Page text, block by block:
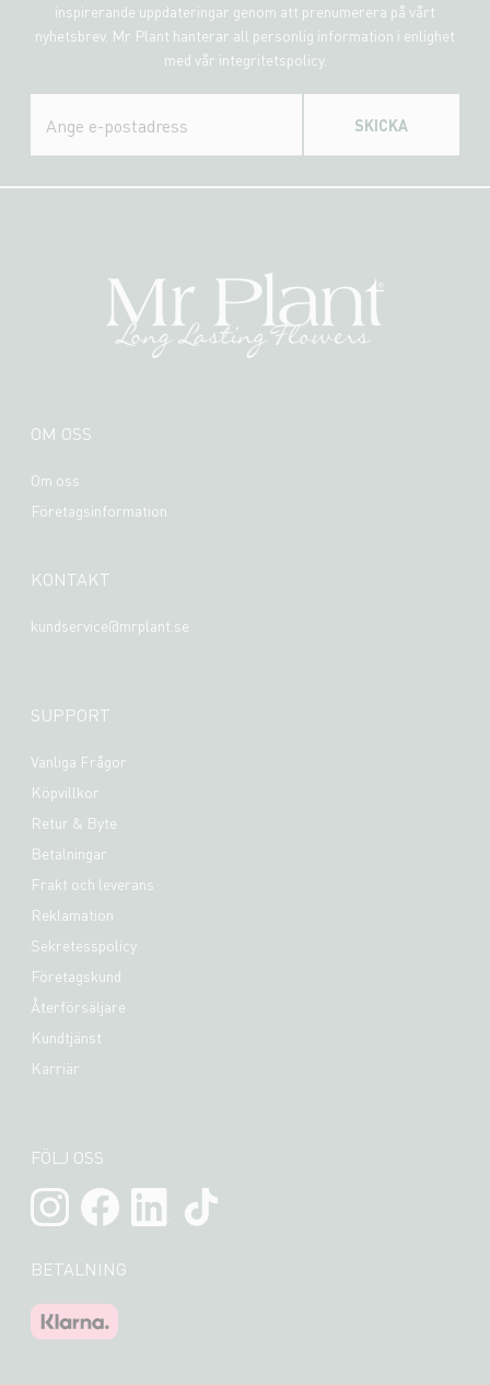
inspirerande uppdateringar genom att prenumerera på vårt
nyhetsbrev. Mr Plant hanterar all personlig information i enlighet
med vår integritetspolicy.
SKICKA
OM OSS
Om oss
Företagsinformation
KONTAKT
kundservice@mrplant.se
SUPPORT
Vanliga Frågor
Köpvillkor
Retur & Byte
Betalningar
Frakt och leverans
Reklamation
Sekretesspolicy
Företagskund
Återförsäljare
Kundtjänst
Karriär
FÖLJ OSS
BETALNING